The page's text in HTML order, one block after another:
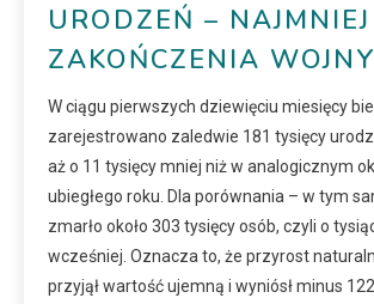
URODZEŃ –
ZAKOŃCZENIA WOJNY
W ciągu pierwszych dziewięciu miesięcy
zarejestrowano zaledwie 181 tysięcy
aż o 11 tysięcy mniej niż w analogicznym
ubiegłego roku. Dla porównania – w tym
zmarło około 303 tysięcy osób, czyli o
wcześniej. Oznacza to, że przyrost
przyjął wartość ujemną i wyniósł minus